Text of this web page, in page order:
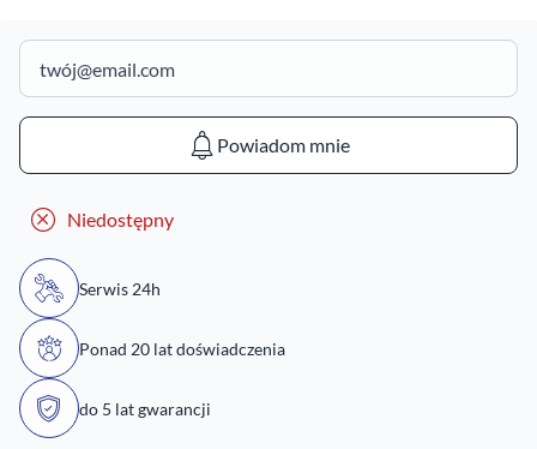
Powiadom mnie
Niedostępny
Serwis 24h
Ponad 20 lat doświadczenia
do 5 lat gwarancji